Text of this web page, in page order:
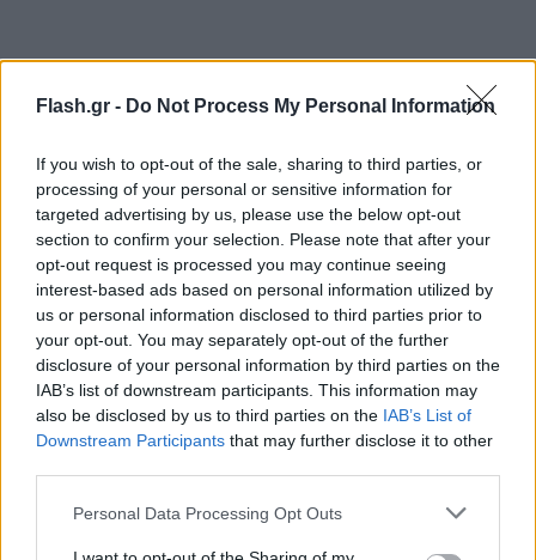
Flash.gr - Do Not Process My Personal Information
If you wish to opt-out of the sale, sharing to third parties, or
processing of your personal or sensitive information for
targeted advertising by us, please use the below opt-out
section to confirm your selection. Please note that after your
opt-out request is processed you may continue seeing
interest-based ads based on personal information utilized by
us or personal information disclosed to third parties prior to
your opt-out. You may separately opt-out of the further
disclosure of your personal information by third parties on the
IAB’s list of downstream participants. This information may
also be disclosed by us to third parties on the IAB’s List of
Downstream Participants that may further disclose it to other
Please note that this website/app uses one or more Google
Personal Data Processing Opt Outs
Ωστόσο αναμένεται να ξανασηκώσουν
«χειρόφρενο» την επόμενη εβδομάδα και κυρίως
ανήμερα της ψήφισης του επίμαχου νομοσχεδίου
που θα ψηφιστεί στη Βουλή.
Άγρια κόντρα Λυμπερόπουλου - Κυρανάκη
Θύμιος Λυμπερόπουλος συνέχισε να καταγγέλλει
την ηγεσία του υπουργείου Υποδομών και